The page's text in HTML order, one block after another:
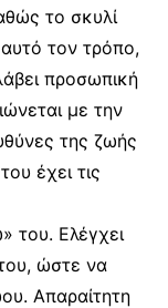
το σκυλί
αυτό τον τρόπο,
προσωπική
με την
της ζωής
έχει τις
του. Eλέγχει
ώστε να
Aπαραίτητη